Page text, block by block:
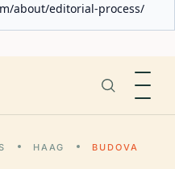
about/editorial-process/
HAAG
BUDOVA